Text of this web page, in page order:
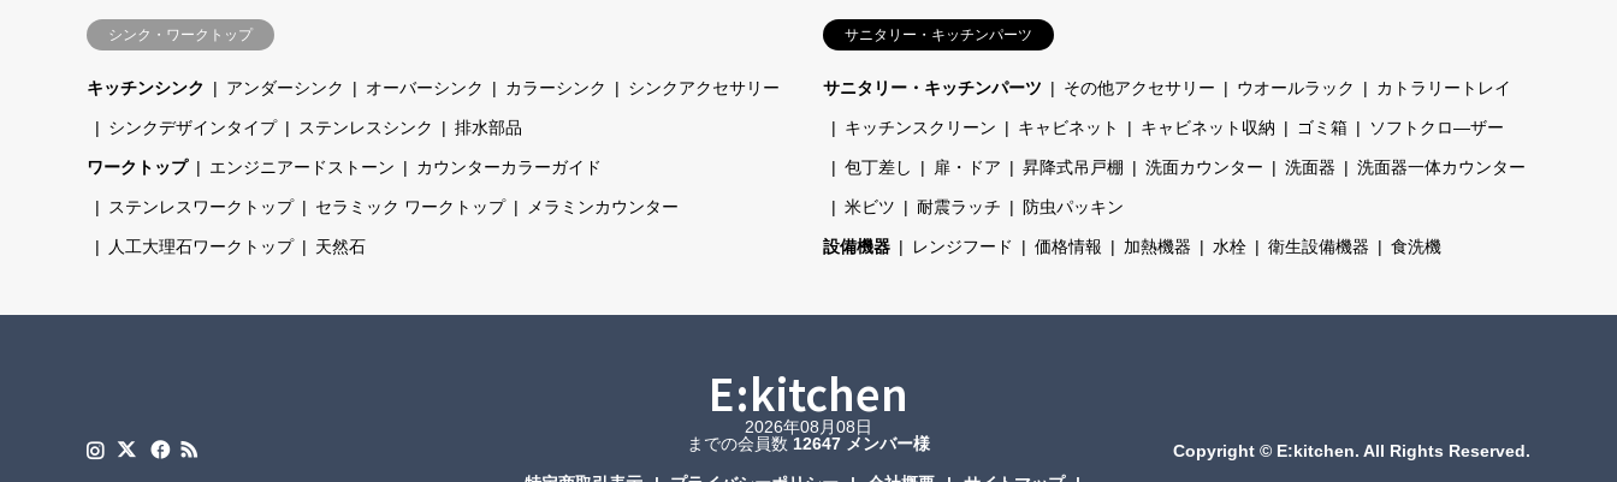
シンク・ワークトップ
キッチンシンク アンダーシンク オーバーシンク カラーシンク シンクアクセサリー
シンクデザインタイプ ステンレスシンク 排水部品
ワークトップ エンジニアードストーン カウンターカラーガイド
ステンレスワークトップ セラミック ワークトップ メラミンカウンター
人工大理石ワークトップ 天然石
サニタリー・キッチンパーツ
サニタリー・キッチンパーツ その他アクセサリー ウオールラック カトラリートレイ
キッチンスクリーン キャビネット キャビネット収納 ゴミ箱 ソフトクロ―ザー
包丁差し 扉・ドア 昇降式吊戸棚 洗面カウンター 洗面器 洗面器一体カウンター
米ビツ 耐震ラッチ 防虫パッキン
設備機器 レンジフード 価格情報 加熱機器 水栓 衛生設備機器 食洗機
E:kitchen
2026年08月08日
までの会員数 12647 メンバー様 Copyright © E:kitchen. All Rights Reserved.